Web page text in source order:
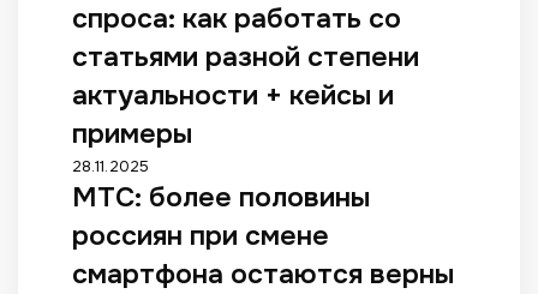
р
е
н
е
о
и
с
к
о
спроса: как работать со
статьями разной степени
актуальности + кейсы и
примеры
М
Т
б
28.11.2025
МТС: более половины
россиян при смене
смартфона остаются верны